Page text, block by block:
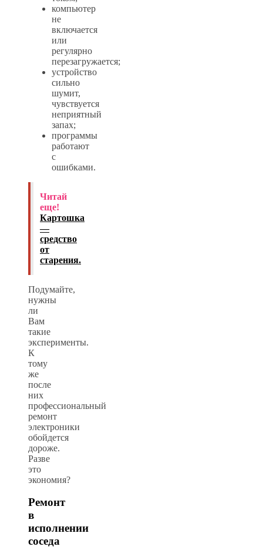
компьютер
не
включается
или
регулярно
перезагружается;
устройство
сильно
шумит,
чувствуется
неприятный
запах;
программы
работают
с
ошибками.
Читай
еще!
Картошка
—
средство
от
старения.
Подумайте,
нужны
ли
Вам
такие
эксперименты.
К
тому
же
после
них
профессиональный
ремонт
электроники
обойдется
дороже.
Разве
это
экономия?
Ремонт
в
исполнении
соседа